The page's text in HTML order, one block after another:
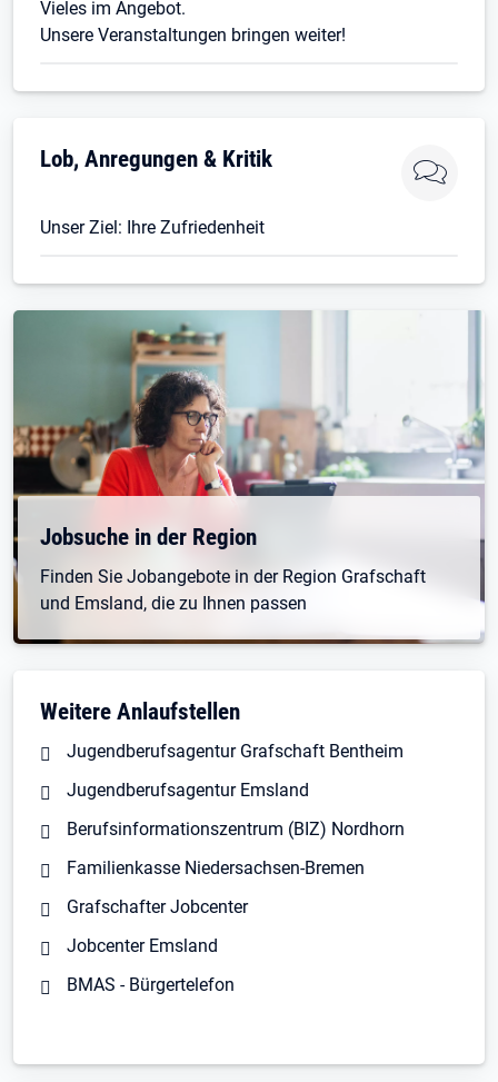
Vieles im Angebot.
Unsere Veranstaltungen bringen weiter!
Lob, Anregungen & Kritik
Unser Ziel: Ihre Zufriedenheit
Jobsuche in der Region
Finden Sie Jobangebote in der Region Grafschaft
und Emsland, die zu Ihnen passen
Weitere Anlaufstellen
Jugendberufsagentur Grafschaft Bentheim
Jugendberufsagentur Emsland
Berufsinformationszentrum (BIZ) Nordhorn
Familienkasse Niedersachsen-Bremen
Grafschafter Jobcenter
Jobcenter Emsland
BMAS - Bürgertelefon